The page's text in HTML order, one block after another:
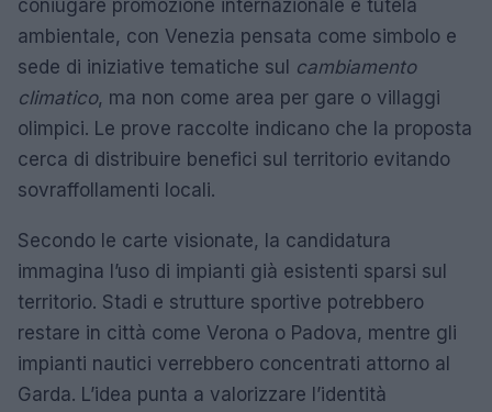
coniugare promozione internazionale e tutela
ambientale, con Venezia pensata come simbolo e
sede di iniziative tematiche sul cambiamento
climatico, ma non come area per gare o villaggi
olimpici. Le prove raccolte indicano che la proposta
cerca di distribuire benefici sul territorio evitando
sovraffollamenti locali.
Secondo le carte visionate, la candidatura
immagina l’uso di impianti già esistenti sparsi sul
territorio. Stadi e strutture sportive potrebbero
restare in città come Verona o Padova, mentre gli
impianti nautici verrebbero concentrati attorno al
Garda. L’idea punta a valorizzare l’identità